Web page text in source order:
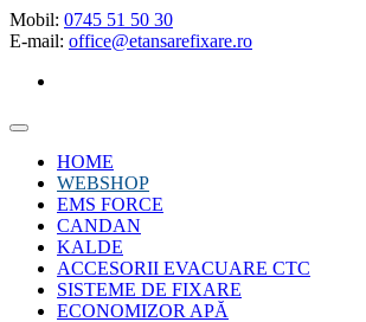
Mobil: 0745 51 50 30
E-mail: office@etansarefixare.ro
HOME
WEBSHOP
EMS FORCE
CANDAN
KALDE
ACCESORII EVACUARE CTC
SISTEME DE FIXARE
ECONOMIZOR APĂ